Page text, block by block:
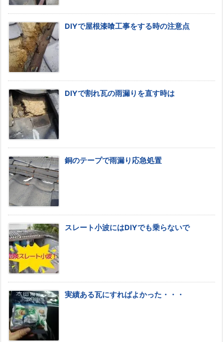
DIYで屋根漆喰工事をする時の注意点
DIYで割れ瓦の雨漏りを直す時は
銅のテープで雨漏り応急処置
スレート小波にはDIYでも乗らないで
実績ある瓦にすればよかった・・・